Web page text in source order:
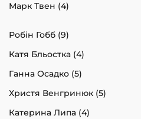
Марк Твен (4)
Робін Гобб (9)
Катя Бльостка (4)
Ганна Осадко (5)
Христя Венгринюк (5)
Катерина Липа (4)